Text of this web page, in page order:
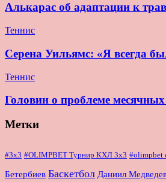
Алькарас об адаптации к
Теннис
Серена Уильямс: «Я всегда
Теннис
Головин о проблеме
Метки
#3x3 #OLIMPBET Турнир КХЛ 3x3 #olimpbet
Бетербиев Баскетбол Даниил